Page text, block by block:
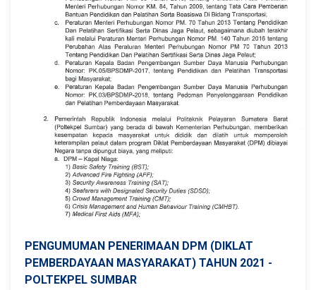
PENGUMUMAN PENERIMAAN DPM (DIKLAT
PEMBERDAYAAN MASYARAKAT) TAHUN 2021 -
POLTEKPEL SUMBAR